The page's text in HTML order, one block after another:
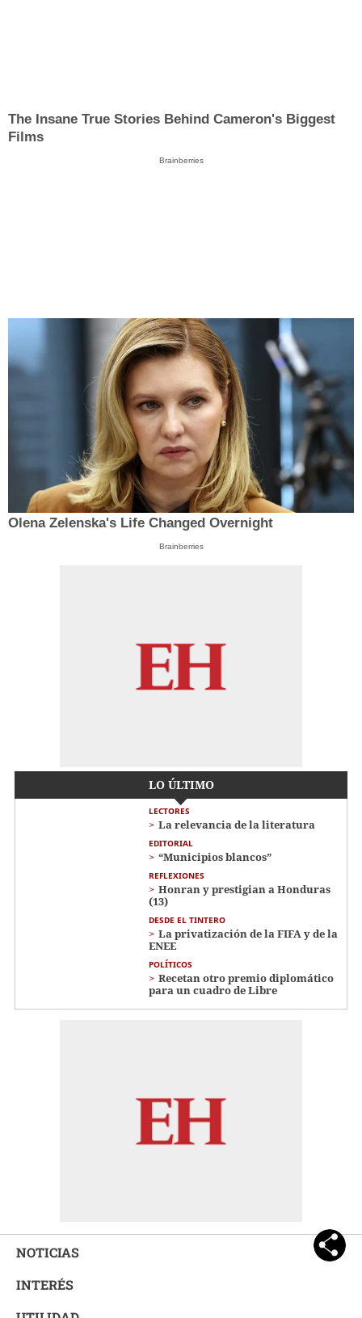
The Insane True Stories Behind Cameron's Biggest
Films
Brainberries
Olena Zelenska's Life Changed Overnight
Brainberries
LO ÚLTIMO
LECTORES
La relevancia de la literatura
EDITORIAL
“Municipios blancos”
REFLEXIONES
Honran y prestigian a Honduras
(13)
DESDE EL TINTERO
La privatización de la FIFA y de la
ENEE
POLÍTICOS
Recetan otro premio diplomático
para un cuadro de Libre
NOTICIAS
INTERÉS